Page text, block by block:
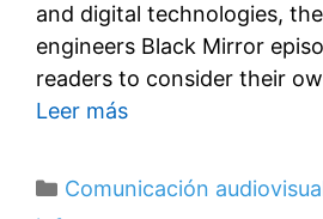
and digital technologies,
engineers Black Mirror
readers to consider their
Leer más
Categorías
Comunicación